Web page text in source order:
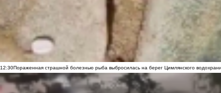
12:30Пораженная страшной болезнью рыба выбросилась на берег Цимлянского